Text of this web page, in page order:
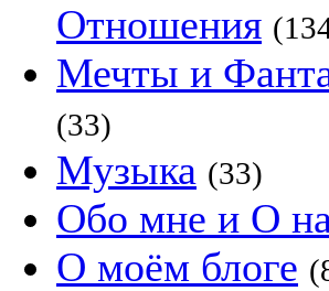
Отношения
Мечты и
(33)
Музыка (33)
Обо мне и О
О моём блоге